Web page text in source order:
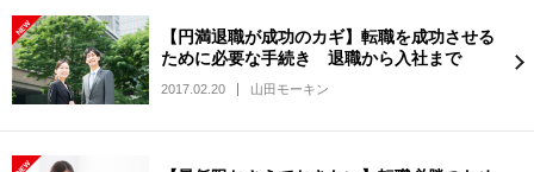
【円満退職が成功のカギ】転職を成功させる
ために必要な手続き 退職から入社まで
2017.02.20 山田モーキン